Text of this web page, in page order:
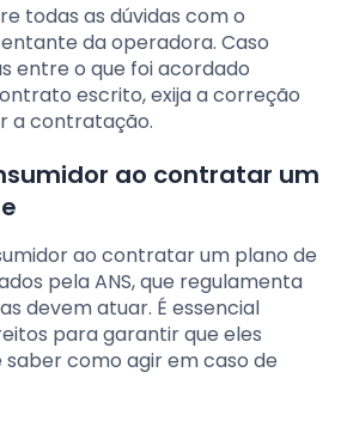
todas as dúvidas com o
da operadora. Caso
entre o que foi acordado
escrito, exija a correção
a contratação.
ao contratar um
ao contratar um plano de
pela ANS, que regulamenta
devem atuar. É essencial
para garantir que eles
como agir em caso de